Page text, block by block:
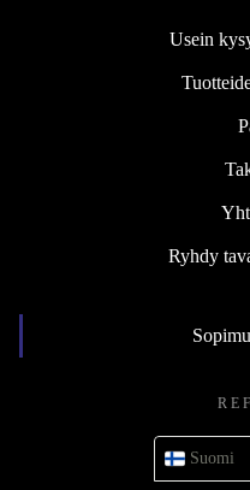
Usein
Ryhdy
Suomi